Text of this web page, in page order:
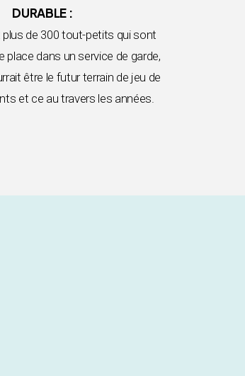
DURABLE :
plus de 300 tout-petits qui sont
place dans un service de garde,
être le futur terrain de jeu de
et ce au travers les années.